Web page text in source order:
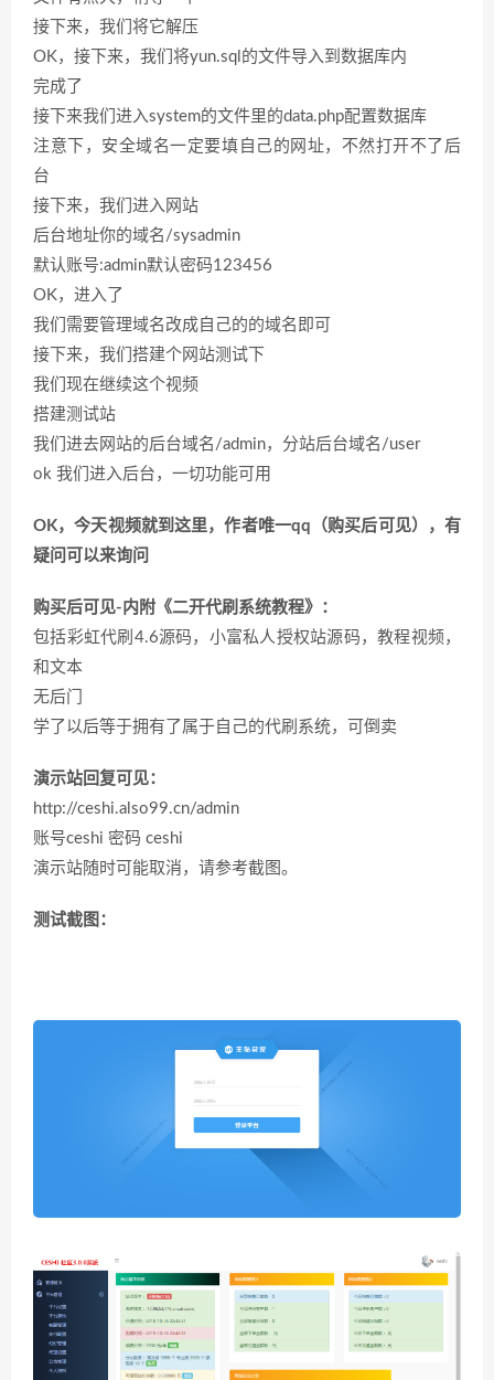
接下来，我们将它解压
OK，接下来，我们将yun.sql的文件导入到数据库内
完成了
接下来我们进入system的文件里的data.php配置数据库
注意下，安全域名一定要填自己的网址，不然打开不了后
台
接下来，我们进入网站
后台地址你的域名/sysadmin
默认账号:admin默认密码123456
OK，进入了
我们需要管理域名改成自己的的域名即可
接下来，我们搭建个网站测试下
我们现在继续这个视频
搭建测试站
我们进去网站的后台域名/admin，分站后台域名/user
ok 我们进入后台，一切功能可用
OK，今天视频就到这里，作者唯一qq（购买后可见），有
疑问可以来询问
购买后可见-内附《二开代刷系统教程》：
包括彩虹代刷4.6源码，小富私人授权站源码，教程视频，
和文本
无后门
学了以后等于拥有了属于自己的代刷系统，可倒卖
演示站回复可见：
http://ceshi.also99.cn/admin
账号ceshi 密码 ceshi
演示站随时可能取消，请参考截图。
测试截图：